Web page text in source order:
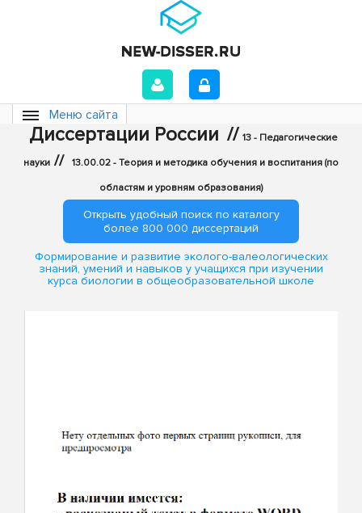
Меню сайта
Диссертации России // 13 - Педагогические
науки // 13.00.02 - Теория и методика обучения и воспитания (по
областям и уровням образования)
Открыть удобный поиск по каталогу
более 800 000 диссертаций
Формирование и развитие эколого-валеологических
знаний, умений и навыков у учащихся при изучении
курса биологии в общеобразовательной школе